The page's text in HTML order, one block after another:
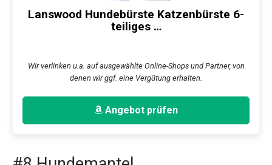
Lanswood Hundebürste Katzenbürste 6-
teiliges …
Wir verlinken u.a. auf ausgewählte Online-Shops und Partner, von
denen wir ggf. eine Vergütung erhalten.
Angebot prüfen